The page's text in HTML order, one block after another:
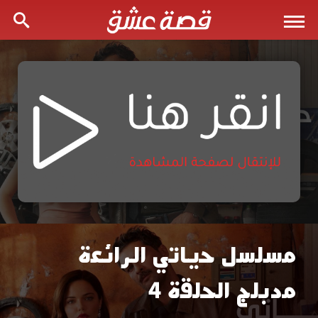
مسلسل
حياتي
مسلسل حياتي الرائعة
مدبلج الحلقة 4